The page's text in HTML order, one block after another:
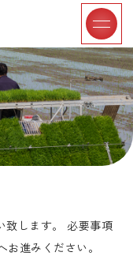
致します。 必要事項
進みください。